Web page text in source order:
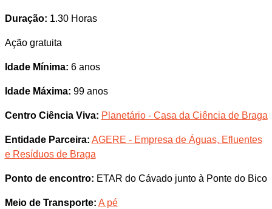
Duração: 1.30 Horas
Ação gratuita
Idade Mínima: 6 anos
Idade Máxima: 99 anos
Centro Ciência Viva: Planetário - Casa da Ciência de Braga
Entidade Parceira: AGERE - Empresa de Águas, Efluentes
e Resíduos de Braga
Ponto de encontro: ETAR do Cávado junto à Ponte do Bico
Meio de Transporte: A pé